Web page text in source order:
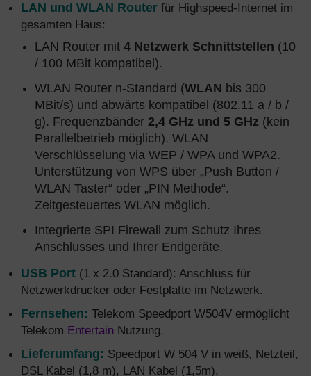
LAN und WLAN Router für Highspeed-Internet im
gesamten Haus:
LAN Router mit 4 Netzwerk Schnittstellen (10
/ 100 MBit kompatibel).
WLAN Router n-Standard (WLAN bis 300
MBit/s) und abwärts kompatibel (802.11 a / b /
g). Frequenzbänder 2,4 GHz und 5 GHz (kein
Parallelbetrieb möglich). WLAN
Verschlüsselung via WEP / WPA und WPA2.
Unterstützung von WPS über „Push Button /
WLAN Taster“ oder „PIN Methode“.
Zeitgesteuertes WLAN möglich.
Integrierte SPI Firewall zum Schutz Ihres
Anschlusses und Ihrer Endgeräte.
USB Port (1 x 2.0 Standard): Anschluss für
Netzwerkdrucker oder Festplatte im Netzwerk.
Fernsehen: Telekom Speedport W504V ermöglicht
Telekom Entertain Nutzung.
Lieferumfang: Speedport W 504 V in weiß, Netzteil,
DSL Kabel (1,8 m), LAN Kabel (1,5m),